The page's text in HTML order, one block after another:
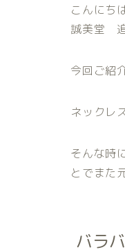
こんにち
誠美堂 追
今回ご紹
ネックレ
そんな時
とでまた
バラ